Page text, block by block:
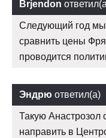
Brjendon
Следующий год мы
сравнить цены
проводится
Эндрю ответил(а)
Такую Анастрозол
направить в